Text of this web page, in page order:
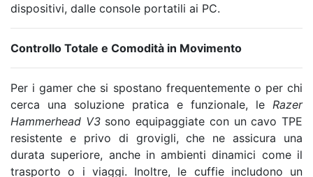
dispositivi, dalle console portatili ai PC.
Controllo Totale e Comodità in Movimento
Per i gamer che si spostano frequentemente o per chi
cerca una soluzione pratica e funzionale, le Razer
Hammerhead V3sono equipaggiate con un cavo TPE
resistente e privo di grovigli, che ne assicura una
durata superiore, anche in ambienti dinamici come il
trasporto o i viaggi. Inoltre, le cuffie includono un